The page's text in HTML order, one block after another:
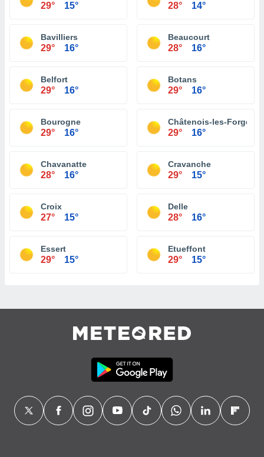
29° 15° 28° 14°
Bavilliers
29° 16°
Beaucourt
28° 16°
Belfort
29° 16°
Botans
29° 16°
Bourogne
29° 16°
Châtenois-les-Forges
29° 16°
Chavanatte
28° 16°
Cravanche
29° 15°
Croix
27° 15°
Delle
28° 16°
Essert
29° 15°
Etueffont
29° 15°